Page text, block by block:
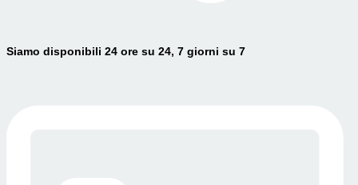
Siamo disponibili 24 ore su 24, 7 giorni su 7